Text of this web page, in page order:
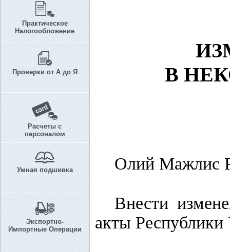
Практическое
Налогообложение
Проверки от А до Я
Расчеты с
персоналом
Умная подшивка
Экспортно-
Импортные Операции
В
Олий Мажлис
Внести
акты Республики